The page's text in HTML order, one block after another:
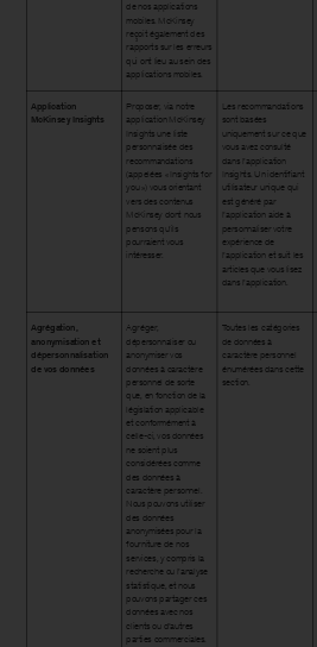
de nos applications
mobiles. McKinsey
reçoit également des
rapports sur les erreurs
qui ont lieu au sein des
applications mobiles.
Application
McKinsey Insights
Proposer, via notre
application McKinsey
Insights une liste
personnalisée des
recommandations
(appelées « Insights for
you ») vous orientant
vers des contenus
McKinsey dont nous
pensons qu’ils
pourraient vous
intéresser.
Les recommandations
sont basées
uniquement sur ce que
vous avez consulté
dans l’application
Insights. Un identifiant
utilisateur unique qui
est généré par
l’application aide à
personnaliser votre
expérience de
l’application et suit les
articles que vous lisez
dans l’application.
Agrégation,
anonymisation et
dépersonnalisation
de vos données
Agréger,
dépersonnaliser ou
anonymiser vos
données à caractère
personnel de sorte
que, en fonction de la
législation applicable
et conformément à
celle-ci, vos données
ne soient plus
considérées comme
des données à
caractère personnel.
Nous pouvons utiliser
des données
anonymisées pour la
fourniture de nos
services, y compris la
recherche ou l’analyse
statistique, et nous
pouvons partager ces
données avec nos
clients ou d’autres
parties commerciales.
Toutes les catégories
de données à
caractère personnel
énumérées dans cette
section.